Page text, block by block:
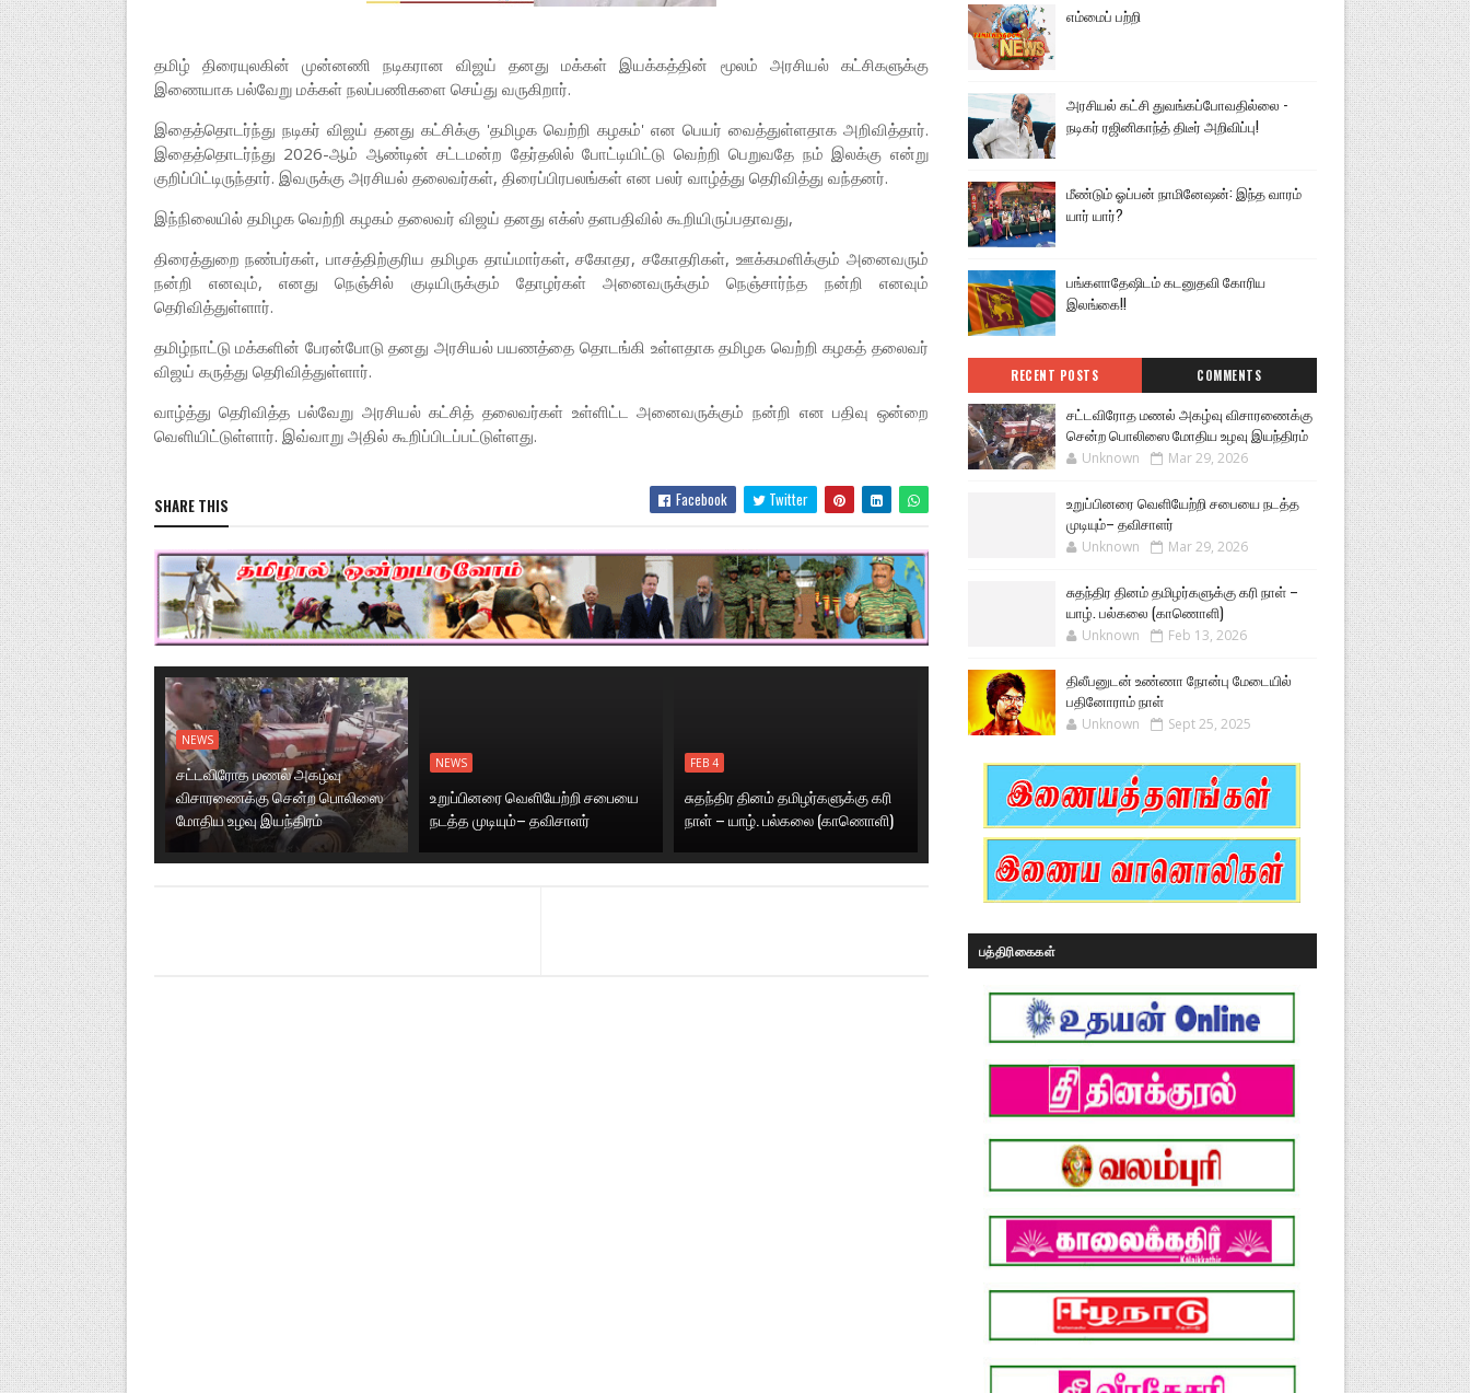
தமிழ் திரையுலகின் முன்னணி நடிகரான விஜய் தனது மக்கள் இயக்கத்தின் மூலம் அரசியல் கட்சிகளுக்கு
இணையாக பல்வேறு மக்கள் நலப்பணிகளை செய்து வருகிறார்.
இதைத்தொடர்ந்து நடிகர் விஜய் தனது கட்சிக்கு 'தமிழக வெற்றி கழகம்' என பெயர் வைத்துள்ளதாக அறிவித்தார்.
இதைத்தொடர்ந்து 2026-ஆம் ஆண்டின் சட்டமன்ற தேர்தலில் போட்டியிட்டு வெற்றி பெறுவதே நம் இலக்கு என்று
குறிப்பிட்டிருந்தார். இவருக்கு அரசியல் தலைவர்கள், திரைப்பிரபலங்கள் என பலர் வாழ்த்து தெரிவித்து வந்தனர்.
இந்நிலையில் தமிழக வெற்றி கழகம் தலைவர் விஜய் தனது எக்ஸ் தளபதிவில் கூறியிருப்பதாவது,
திரைத்துறை நண்பர்கள், பாசத்திற்குரிய தமிழக தாய்மார்கள், சகோதர, சகோதரிகள், ஊக்கமளிக்கும் அனைவரும்
நன்றி எனவும், எனது நெஞ்சில் குடியிருக்கும் தோழர்கள் அனைவருக்கும் நெஞ்சார்ந்த நன்றி எனவும்
தெரிவித்துள்ளார்.
தமிழ்நாட்டு மக்களின் பேரன்போடு தனது அரசியல் பயணத்தை தொடங்கி உள்ளதாக தமிழக வெற்றி கழகத் தலைவர்
விஜய் கருத்து தெரிவித்துள்ளார்.
வாழ்த்து தெரிவித்த பல்வேறு அரசியல் கட்சித் தலைவர்கள் உள்ளிட்ட அனைவருக்கும் நன்றி என பதிவு ஒன்றை
வெளியிட்டுள்ளார். இவ்வாறு அதில் கூறிப்பிடப்பட்டுள்ளது.
SHARE THIS Facebook Twitter
NEWS
சட்டவிரோத மணல் அகழ்வு
விசாரணைக்கு சென்ற பொலிஸை
மோதிய உழவு இயந்திரம்
NEWS
உறுப்பினரை வெளியேற்றி சபையை
நடத்த முடியும்– தவிசாளர்
FEB 4
சுதந்திர தினம் தமிழர்களுக்கு கரி
நாள் – யாழ். பல்கலை (காணொளி)
எம்மைப் பற்றி
அரசியல் கட்சி துவங்கப்போவதில்லை -
நடிகர் ரஜினிகாந்த் திடீர் அறிவிப்பு!
மீண்டும் ஓப்பன் நாமினேஷன்: இந்த வாரம்
யார் யார்?
பங்களாதேஷிடம் கடனுதவி கோரிய
இலங்கை!!
RECENT POSTS COMMENTS
சட்டவிரோத மணல் அகழ்வு விசாரணைக்கு
சென்ற பொலிஸை மோதிய உழவு இயந்திரம்
Unknown Mar 29, 2026
உறுப்பினரை வெளியேற்றி சபையை நடத்த
முடியும்– தவிசாளர்
Unknown Mar 29, 2026
சுதந்திர தினம் தமிழர்களுக்கு கரி நாள் –
யாழ். பல்கலை (காணொளி)
Unknown Feb 13, 2026
திலீபனுடன் உண்ணா நோன்பு மேடையில்
பதினோராம் நாள்
Unknown Sept 25, 2025
பத்திரிகைகள்